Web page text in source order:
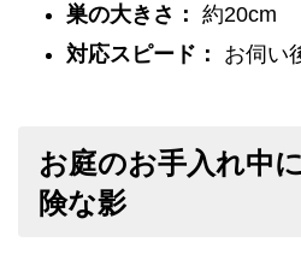
巣の大きさ： 約20cm
対応スピード：
お伺い
お庭のお手入れ中
険な影